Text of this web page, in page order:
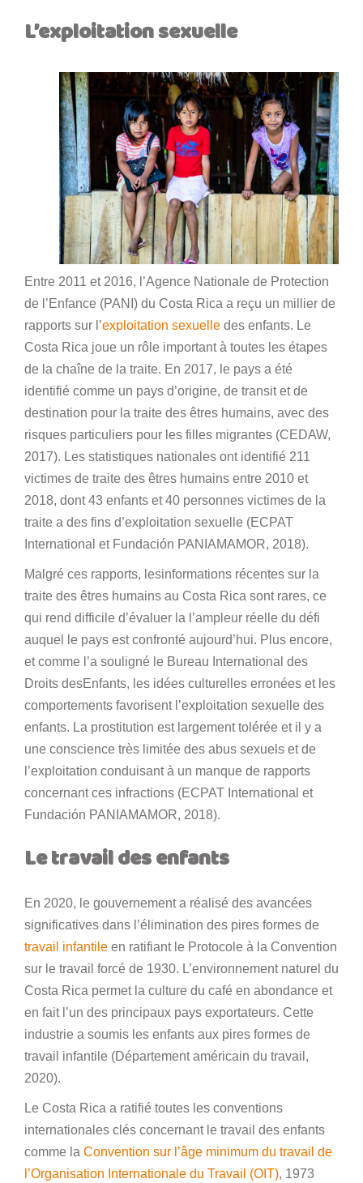
L’exploitation sexuelle
Entre 2011 et 2016, l’Agence Nationale de Protection
de l’Enfance (PANI) du Costa Rica a reçu un millier de
rapports sur l’exploitation sexuelle des enfants. Le
Costa Rica joue un rôle important à toutes les étapes
de la chaîne de la traite. En 2017, le pays a été
identifié comme un pays d’origine, de transit et de
destination pour la traite des êtres humains, avec des
risques particuliers pour les filles migrantes (CEDAW,
2017). Les statistiques nationales ont identifié 211
victimes de traite des êtres humains entre 2010 et
2018, dont 43 enfants et 40 personnes victimes de la
traite a des fins d’exploitation sexuelle (ECPAT
International et Fundación PANIAMAMOR, 2018).
Malgré ces rapports, lesinformations récentes sur la
traite des êtres humains au Costa Rica sont rares, ce
qui rend difficile d’évaluer la l’ampleur réelle du défi
auquel le pays est confronté aujourd’hui. Plus encore,
et comme l’a souligné le Bureau International des
Droits desEnfants, les idées culturelles erronées et les
comportements favorisent l’exploitation sexuelle des
enfants. La prostitution est largement tolérée et il y a
une conscience très limitée des abus sexuels et de
l’exploitation conduisant à un manque de rapports
concernant ces infractions (ECPAT International et
Fundación PANIAMAMOR, 2018).
Le travail des enfants
En 2020, le gouvernement a réalisé des avancées
significatives dans l’élimination des pires formes de
travail infantile en ratifiant le Protocole à la Convention
sur le travail forcé de 1930. L’environnement naturel du
Costa Rica permet la culture du café en abondance et
en fait l’un des principaux pays exportateurs. Cette
industrie a soumis les enfants aux pires formes de
travail infantile (Département américain du travail,
2020).
Le Costa Rica a ratifié toutes les conventions
internationales clés concernant le travail des enfants
comme la Convention sur l’âge minimum du travail de
l’Organisation Internationale du Travail (OIT), 1973